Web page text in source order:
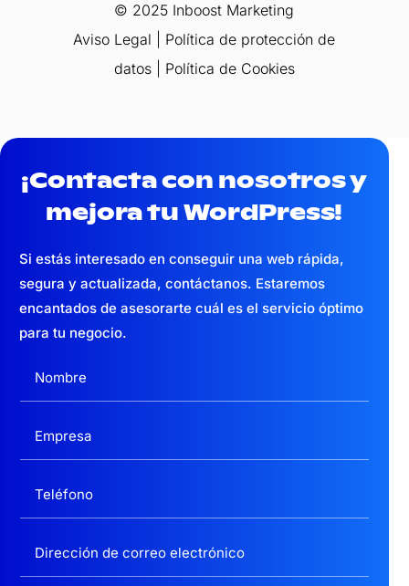
© 2025 Inboost Marketing
Aviso Legal
Política de protección de
datos| Política de Cookies
¡Contacta con nosotros y
mejora tu WordPress!
Si estás interesado en conseguir una web rápida,
segura y actualizada, contáctanos. Estaremos
encantados de asesorarte cuál es el servicio óptimo
para tu negocio.